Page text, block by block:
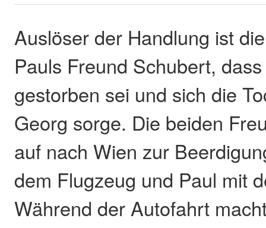
Auslöser der Handlung ist
Pauls Freund Schubert,
gestorben sei und sich die
Georg sorge. Die beiden
auf nach Wien zur
dem Flugzeug und Paul mit
Während der Autofahrt